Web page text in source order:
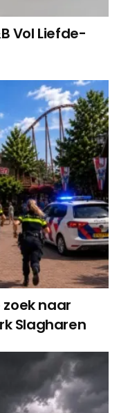
Vol Liefde-
naar
Slagharen